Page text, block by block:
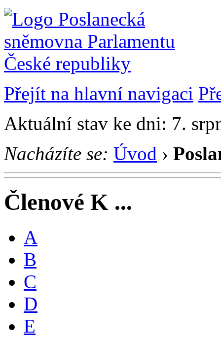
Přejít na hlavní navigaci
Aktuální stav ke dni: 7.
Nacházíte se: Úvod ›
Členové K ...
A
B
C
D
E